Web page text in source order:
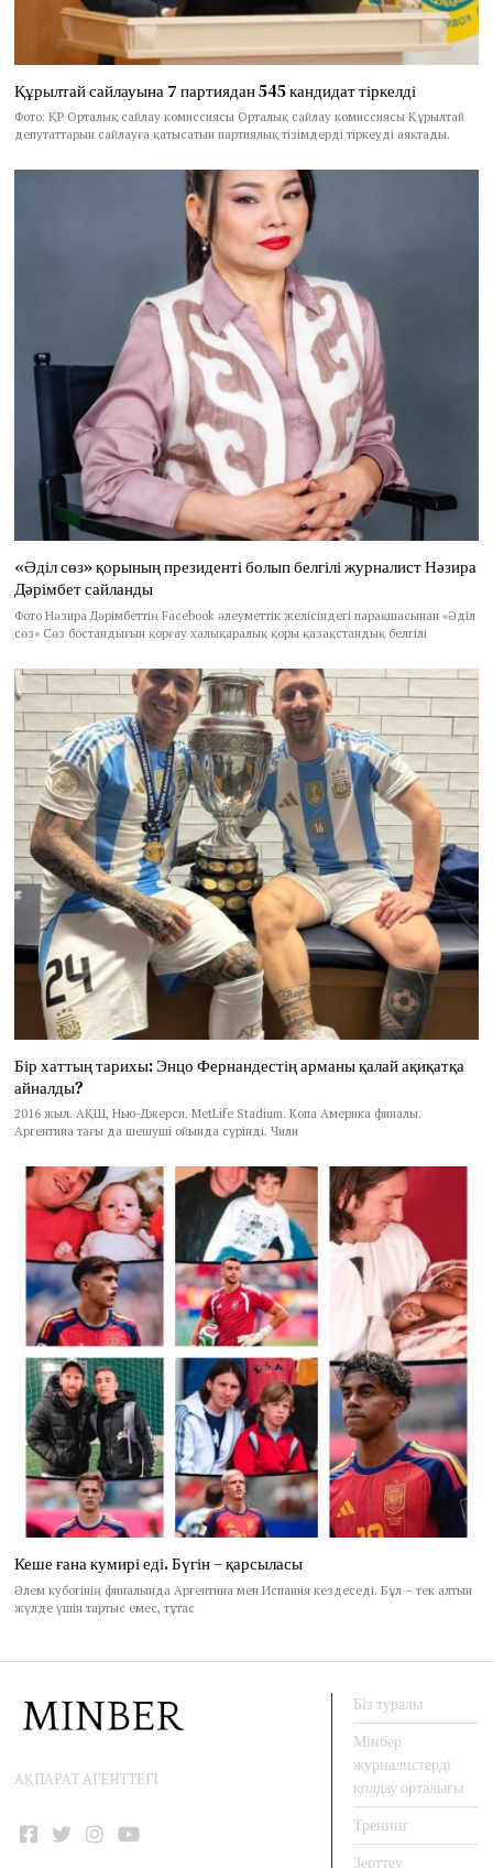
Құрылтай сайлауына 7 партиядан 545 кандидат тіркелді
Фото: ҚР Орталық сайлау комиссиясы Орталық сайлау комиссиясы Құрылтай
депутаттарын сайлауға қатысатын партиялық тізімдерді тіркеуді аяқтады.
«Әділ сөз» қорының президенті болып белгілі журналист Нәзира
Дәрімбет сайланды
Фото Нәзира Дәрімбеттің Facebook әлеуметтік желісіндегі парақшасынан «Әділ
сөз» Сөз бостандығын қорғау халықаралық қоры қазақстандық белгілі
Бір хаттың тарихы: Энцо Фернандестің арманы қалай ақиқатқа
айналды?
2016 жыл. АҚШ, Нью-Джерси. MetLife Stadium. Копа Америка финалы.
Аргентина тағы да шешуші ойында сүрінді. Чили
Кеше ғана кумирі еді. Бүгін – қарсыласы
Әлем кубогінің финалында Аргентина мен Испания кездеседі. Бұл – тек алтын
жүлде үшін тартыс емес, тұтас
АҚПАРАТ АГЕНТТЕГІ
Біз туралы
Мінбер
журналистерді
қолдау орталығы
Тренинг
Зерттеу